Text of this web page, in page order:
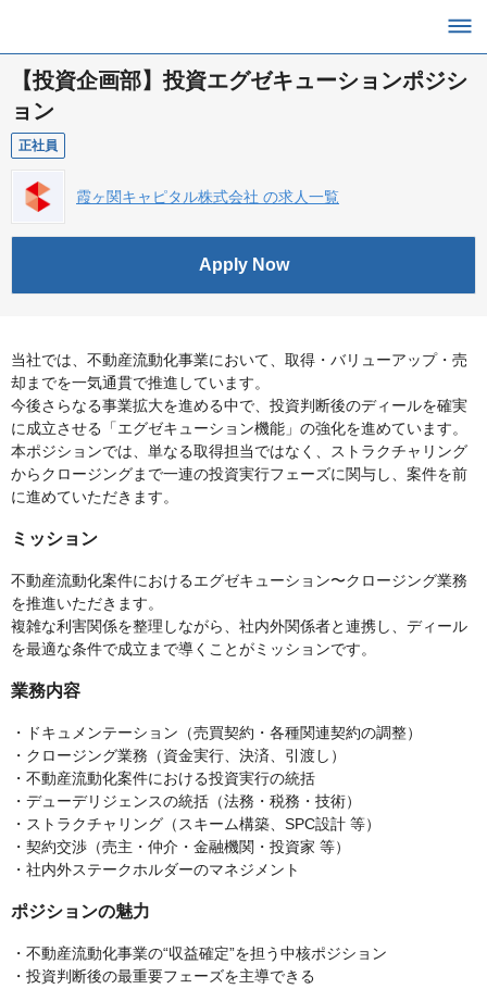
【投資企画部】投資エグゼキューションポジシ
ョン
正社員
霞ヶ関キャピタル株式会社 の求人一覧
Apply Now
当社では、不動産流動化事業において、取得・バリューアップ・売
却までを一気通貫で推進しています。
今後さらなる事業拡大を進める中で、投資判断後のディールを確実
に成立させる「エグゼキューション機能」の強化を進めています。
本ポジションでは、単なる取得担当ではなく、ストラクチャリング
からクロージングまで一連の投資実行フェーズに関与し、案件を前
に進めていただきます。
ミッション
不動産流動化案件におけるエグゼキューション〜クロージング業務
を推進いただきます。
複雑な利害関係を整理しながら、社内外関係者と連携し、ディール
を最適な条件で成立まで導くことがミッションです。
業務内容
・ドキュメンテーション（売買契約・各種関連契約の調整）
・クロージング業務（資金実行、決済、引渡し）
・不動産流動化案件における投資実行の統括
・デューデリジェンスの統括（法務・税務・技術）
・ストラクチャリング（スキーム構築、SPC設計 等）
・契約交渉（売主・仲介・金融機関・投資家 等）
・社内外ステークホルダーのマネジメント
ポジションの魅力
・不動産流動化事業の“収益確定”を担う中核ポジション
・投資判断後の最重要フェーズを主導できる